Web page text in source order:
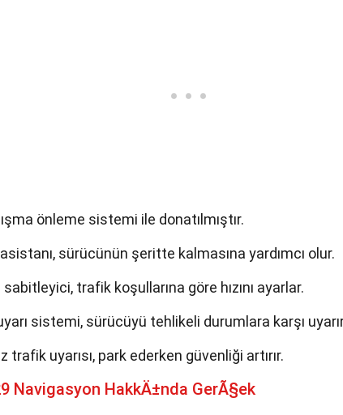
önleme sistemi ile donatılmıştır.
sürücünün şeritte kalmasına yardımcı olur.
trafik koşullarına göre hızını ayarlar.
sistemi, sürücüyü tehlikeli durumlara karşı
trafik uyarısı, park ederken güvenliği artırır.
Navigasyon HakkÄ±nda GerÃ§ek